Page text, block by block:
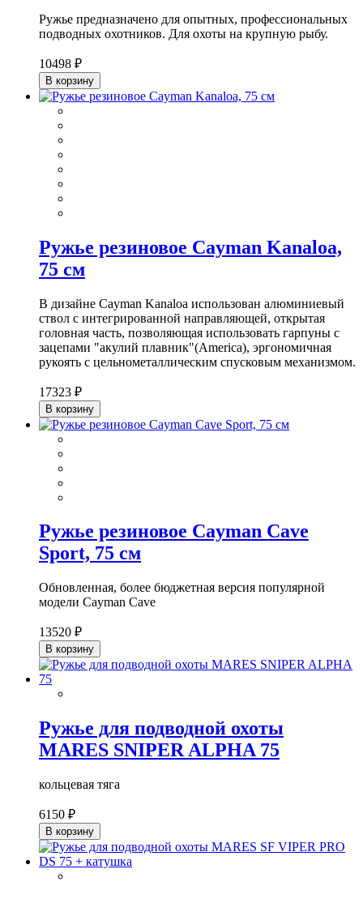
Ружье предназначено для опытных, профессиональных
подводных охотников. Для охоты на крупную рыбу.
10498 ₽
В корзину
Ружье резиновое Cayman Kanaloa,
75 см
В дизайне Cayman Kanaloa использован алюминиевый
ствол с интегрированной направляющей, открытая
головная часть, позволяющая использовать гарпуны с
зацепами "акулий плавник"(America), эргономичная
рукоять с цельнометаллическим спусковым механизмом.
17323 ₽
В корзину
Ружье резиновое Cayman Cave
Sport, 75 см
Обновленная, более бюджетная версия популярной
модели Cayman Cave
13520 ₽
В корзину
Ружье для подводной охоты
MARES SNIPER ALPHA 75
кольцевая тяга
6150 ₽
В корзину